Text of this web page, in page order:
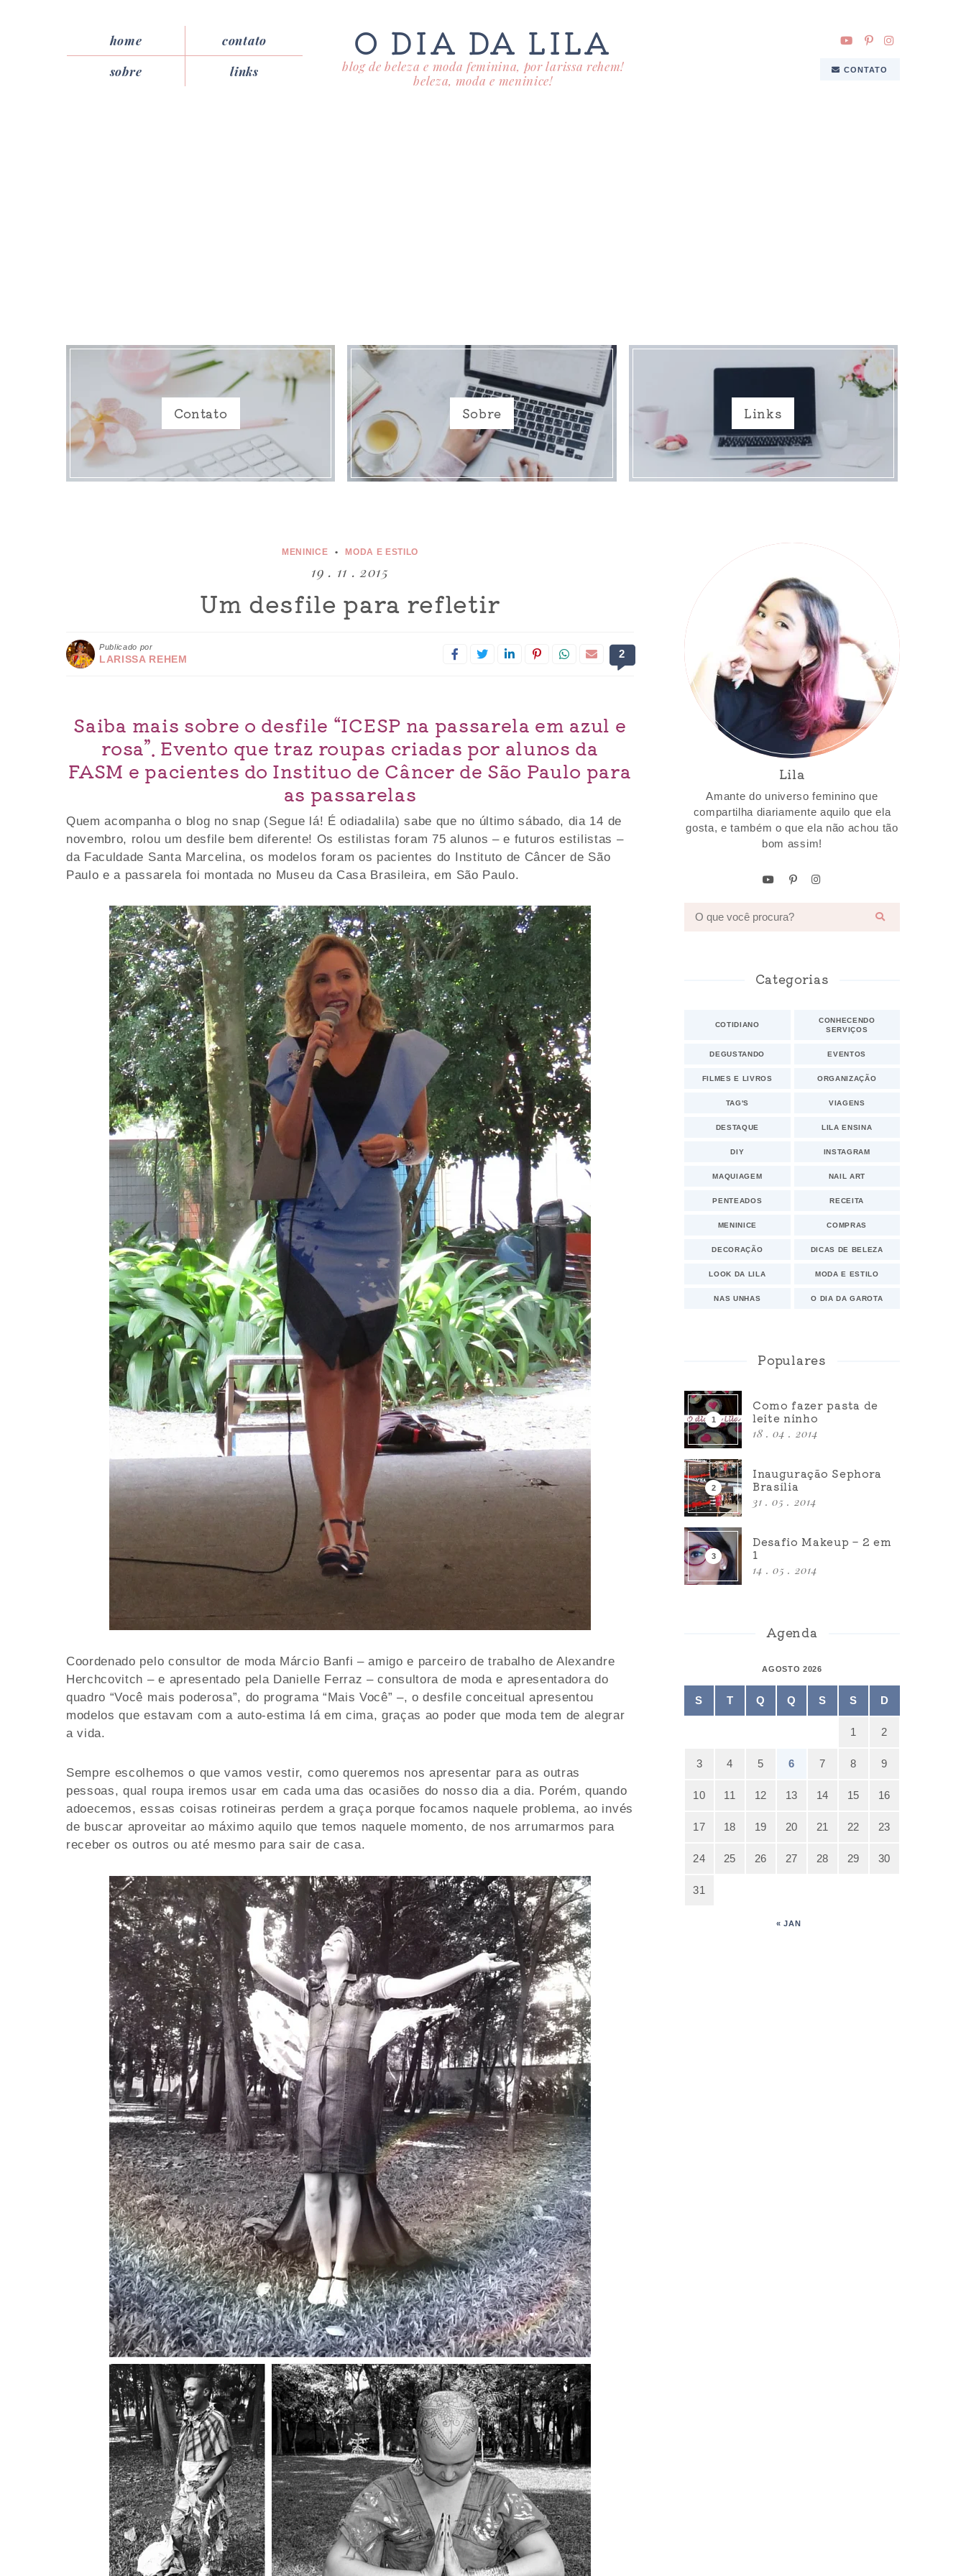
home
contato
sobre
links
O DIA DA LILA
blog de beleza e moda feminina, por larissa rehem!
beleza, moda e meninice!
CONTATO
Contato Sobre Links
MENINICE MODA E ESTILO
19 . 11 . 2015
Um desfile para refletir
Publicado por
LARISSA REHEM 2
Saiba mais sobre o desfile “ICESP na passarela em azul e
rosa”. Evento que traz roupas criadas por alunos da
FASM e pacientes do Instituo de Câncer de São Paulo para
as passarelas
Quem acompanha o blog no snap (Segue lá! É odiadalila) sabe que no último sábado, dia 14 de
novembro, rolou um desfile bem diferente! Os estilistas foram 75 alunos – e futuros estilistas –
da Faculdade Santa Marcelina, os modelos foram os pacientes do Instituto de Câncer de São
Paulo e a passarela foi montada no Museu da Casa Brasileira, em São Paulo.
Coordenado pelo consultor de moda Márcio Banfi – amigo e parceiro de trabalho de Alexandre
Herchcovitch – e apresentado pela Danielle Ferraz – consultora de moda e apresentadora do
quadro “Você mais poderosa”, do programa “Mais Você” –, o desfile conceitual apresentou
modelos que estavam com a auto-estima lá em cima, graças ao poder que moda tem de alegrar
a vida.
Sempre escolhemos o que vamos vestir, como queremos nos apresentar para as outras
pessoas, qual roupa iremos usar em cada uma das ocasiões do nosso dia a dia. Porém, quando
adoecemos, essas coisas rotineiras perdem a graça porque focamos naquele problema, ao invés
de buscar aproveitar ao máximo aquilo que temos naquele momento, de nos arrumarmos para
receber os outros ou até mesmo para sair de casa.
Lila
Amante do universo feminino que
compartilha diariamente aquilo que ela
gosta, e também o que ela não achou tão
bom assim!
Categorias
COTIDIANO
CONHECENDO
SERVIÇOS
DEGUSTANDO EVENTOS
FILMES E LIVROS ORGANIZAÇÃO
TAG'S VIAGENS
DESTAQUE LILA ENSINA
DIY INSTAGRAM
MAQUIAGEM NAIL ART
PENTEADOS RECEITA
MENINICE COMPRAS
DECORAÇÃO DICAS DE BELEZA
LOOK DA LILA MODA E ESTILO
NAS UNHAS O DIA DA GAROTA
Populares
Como fazer pasta de
leite ninho
18 . 04 . 2014
Inauguração Sephora
Brasília
31 . 05 . 2014
Desafio Makeup – 2 em
1
14 . 05 . 2014
Agenda
AGOSTO 2026
S T Q Q S S D
1 2
3 4 5 6 7 8 9
10 11 12 13 14 15 16
17 18 19 20 21 22 23
24 25 26 27 28 29 30
31
« JAN